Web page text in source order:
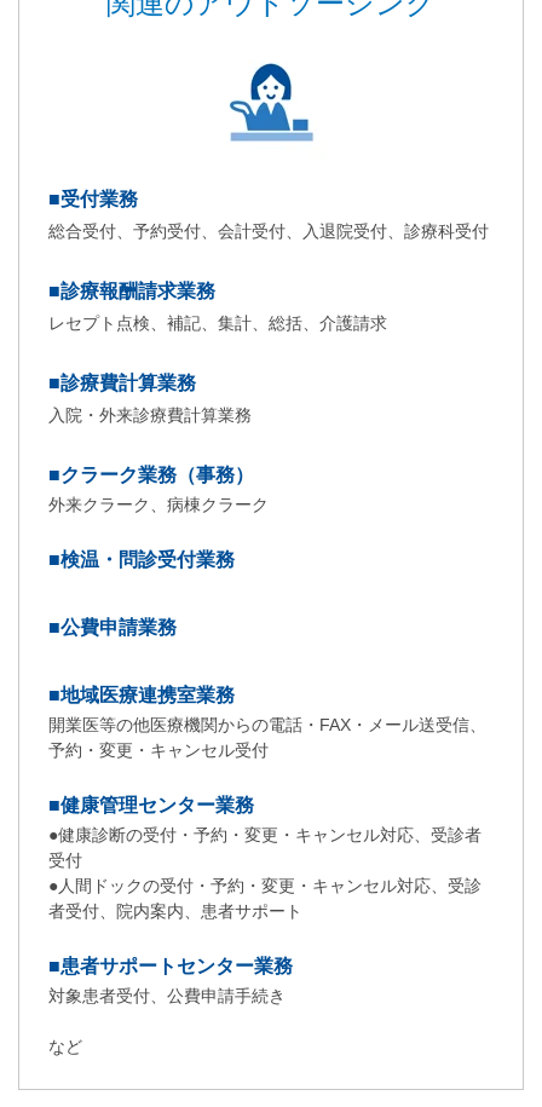
■受付業務
総合受付、予約受付、会計受付、入退院受付、診療科受付
■診療報酬請求業務
レセプト点検、補記、集計、総括、介護請求
■診療費計算業務
入院・外来診療費計算業務
■クラーク業務（事務）
外来クラーク、病棟クラーク
■検温・問診受付業務
■公費申請業務
■地域医療連携室業務
開業医等の他医療機関からの電話・FAX・メール送受信、
予約・変更・キャンセル受付
■健康管理センター業務
●健康診断の受付・予約・変更・キャンセル対応、受診者
受付
●人間ドックの受付・予約・変更・キャンセル対応、受診
者受付、院内案内、患者サポート
■患者サポートセンター業務
対象患者受付、公費申請手続き
など